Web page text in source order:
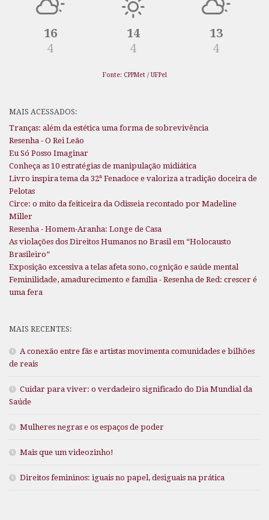
16
4
14
4
13
4
Fonte: CPPMet / UFPel
MAIS ACESSADOS:
Tranças: além da estética uma forma de sobrevivência
Resenha - O Rei Leão
Eu Só Posso Imaginar
Conheça as 10 estratégias de manipulação midiática
Livro inspira tema da 32ª Fenadoce e valoriza a tradição doceira de
Pelotas
Circe: o mito da feiticeira da Odisseia recontado por Madeline
Miller
Resenha - Homem-Aranha: Longe de Casa
As violações dos Direitos Humanos no Brasil em “Holocausto
Brasileiro”
Exposição excessiva a telas afeta sono, cognição e saúde mental
Feminilidade, amadurecimento e família - Resenha de Red: crescer é
uma fera
MAIS RECENTES:
A conexão entre fãs e artistas movimenta comunidades e bilhões
de reais
Cuidar para viver: o verdadeiro significado do Dia Mundial da
Saúde
Mulheres negras e os espaços de poder
Mais que um videozinho!
Direitos femininos: iguais no papel, desiguais na prática